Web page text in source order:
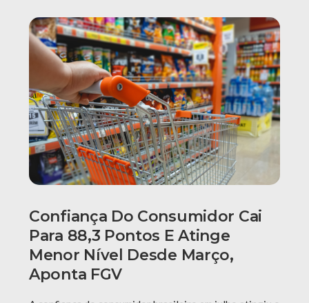
Confiança Do Consumidor Cai
Para 88,3 Pontos E Atinge
Menor Nível Desde Março,
Aponta FGV